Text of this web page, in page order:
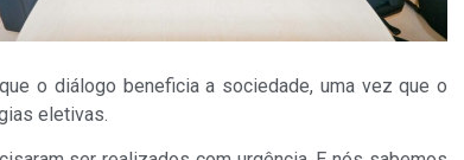
o diálogo beneficia a sociedade, uma vez que o
eletivas.